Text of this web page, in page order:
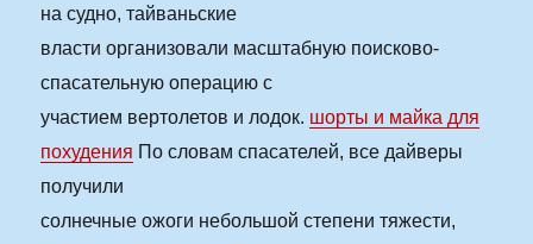
на судно, тайваньские
власти организовали масштабную поисково-
спасательную операцию с
участием вертолетов и лодок. шорты и майка для
похудения По словам спасателей, все дайверы
получили
солнечные ожоги небольшой степени тяжести,